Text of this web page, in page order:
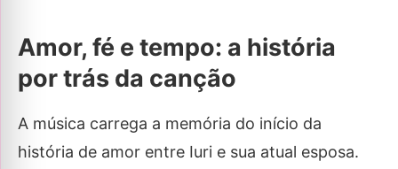
Amor, fé e tempo: a história
por trás da canção
A música carrega a memória do início da
história de amor entre Iuri e sua atual esposa.